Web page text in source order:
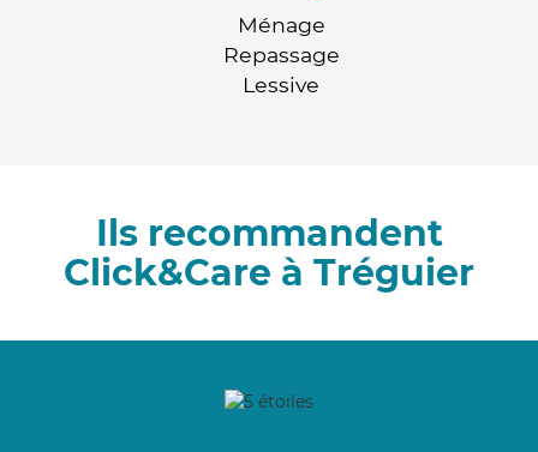
Ménage
Repassage
Lessive
Ils recommandent
Click&Care à Tréguier